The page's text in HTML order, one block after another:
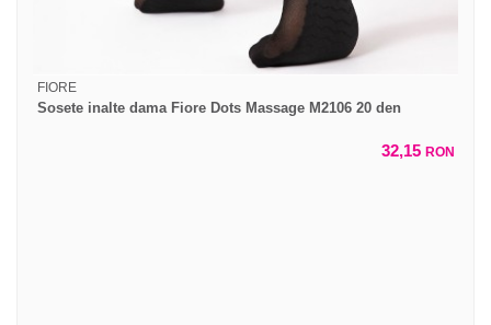
FIORE
Sosete inalte dama Fiore Dots Massage M2106 20 den
32,15 RON